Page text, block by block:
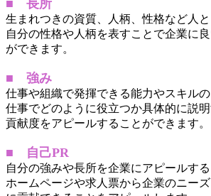
■ 長所
生まれつきの資質、人柄、性格など人と
自分の性格や人柄を表すことで企業に
ができます。
■ 強み
仕事や組織で発揮できる能力やスキルの
仕事でどのように役立つか具体的に説
貢献度をアピールすることができます。
■ 自己PR
自分の強みや長所を企業にアピールする
ホームページや求人票から企業のニー